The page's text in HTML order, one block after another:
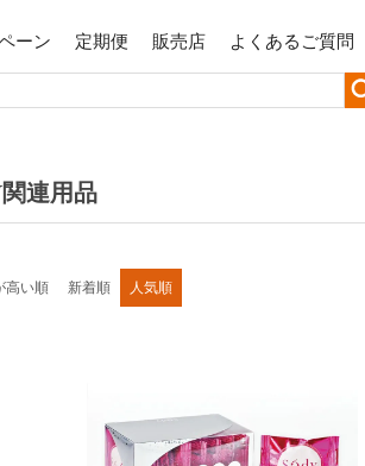
ーン 定期便 販売店 よくあるご質問
連用品
高い順 新着順 人気順